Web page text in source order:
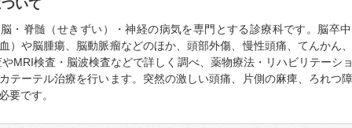
いて
・脊髄（せきずい）・神経の病気を専門とする診療科です。脳卒
）や脳腫瘍、脳動脈瘤などのほか、頭部外傷、慢性頭痛、てんかん
MRI検査・脳波検査などで詳しく調べ、薬物療法・リハビリテーシ
テーテル治療を行います。突然の激しい頭痛、片側の麻痺、ろれつ
要です。